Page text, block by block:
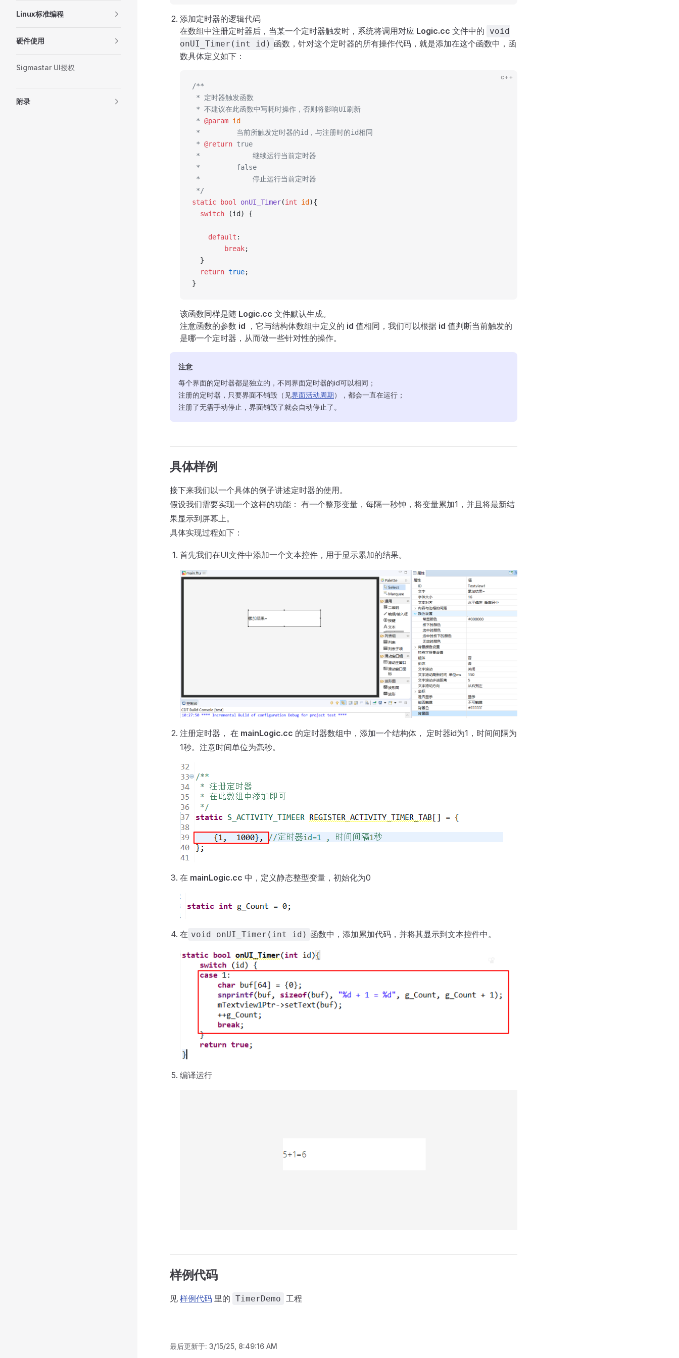
Linux标准编程
硬件使用
Sigmastar UI授权
附录
添加定时器的逻辑代码
在数组中注册定时器后，当某一个定时器触发时，系统将调用对应 Logic.cc 文件中的
void
onUI_Timer(int id) 函数，针对这个定时器的所有操作代码，就是添加在这个函数中，函
数具体定义如下：
c++
/**
* 定时器触发函数
* 不建议在此函数中写耗时操作，否则将影响UI刷新
* @param id
*         当前所触发定时器的id，与注册时的id相同
* @return true
*             继续运行当前定时器
*         false
*             停止运行当前定时器
*/
static bool onUI_Timer(int id ){
  switch
(id) {
default :
break;
  }
  return
true;
}
该函数同样是随 Logic.cc 文件默认生成。
注意函数的参数 id ，它与结构体数组中定义的 id 值相同，我们可以根据 id 值判断当前触发的
是哪一个定时器，从而做一些针对性的操作。
注意
每个界面的定时器都是独立的，不同界面定时器的id可以相同；
注册的定时器，只要界面不销毁（见界面活动周期），都会一直在运行；
注册了无需手动停止，界面销毁了就会自动停止了。
具体样例
接下来我们以一个具体的例子讲述定时器的使用。
假设我们需要实现一个这样的功能： 有一个整形变量，每隔一秒钟，将变量累加1，并且将最新结
果显示到屏幕上。
具体实现过程如下：
首先我们在UI文件中添加一个文本控件，用于显示累加的结果。
注册定时器， 在 mainLogic.cc 的定时器数组中，添加一个结构体， 定时器id为1，时间间隔为
1秒。注意时间单位为毫秒。
在 mainLogic.cc 中，定义静态整型变量，初始化为0
在 void onUI_Timer(int id) 函数中，添加累加代码，并将其显示到文本控件中。
编译运行
样例代码
见 样例代码 里的 TimerDemo 工程
最后更新于: 3/15/25, 8:49:16 AM